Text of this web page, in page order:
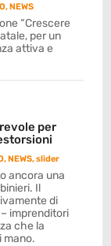
,NEWS
“Crescere
per un
attiva e
per
,NEWS,slider
ancora una
Il
di
imprenditori
che la
mano.